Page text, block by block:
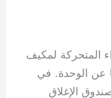
المتحركة لمكيف
عن الوحدة. في
الإغلاق